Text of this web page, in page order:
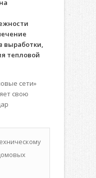
выработки,
тепловой
сети»
свою